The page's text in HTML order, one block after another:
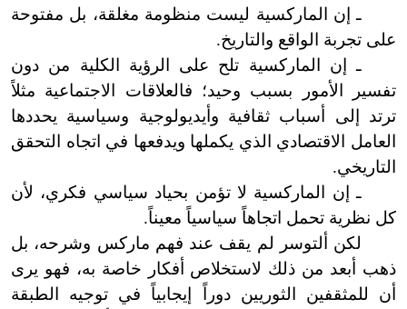
ـ إن الماركسية ليست منظومة مغلقة، بل مفتوحة
على تجربة الواقع والتاريخ.
ـ إن الماركسية تلح على الرؤية الكلية من دون
تفسير الأمور بسبب وحيد؛ فالعلاقات الاجتماعية مثلاً
ترتد إلى أسباب ثقافية وأيديولوجية وسياسية يحددها
العامل الاقتصادي الذي يكملها ويدفعها في اتجاه التحقق
التاريخي.
ـ إن الماركسية لا تؤمن بحياد سياسي فكري، لأن
كل نظرية تحمل اتجاهاً سياسياً معيناً.
لكن ألتوسر لم يقف عند فهم ماركس وشرحه، بل
ذهب أبعد من ذلك لاستخلاص أفكار خاصة به، فهو يرى
أن للمثقفين الثوريين دوراً إيجابياً في توجيه الطبقة